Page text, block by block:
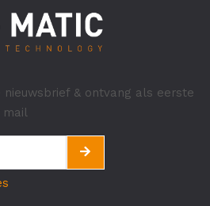
nieuwsbrief & ontvang als eerste